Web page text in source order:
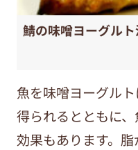
鯖の味噌ヨーグルト
魚を味噌ヨーグル
得られるとともに
効果もあります。脂